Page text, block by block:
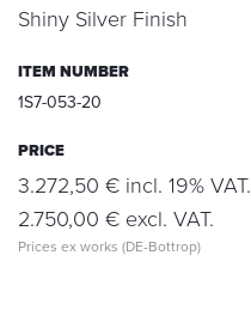
Shiny Silver Finish
ITEM NUMBER
1S7-053-20
PRICE
3.272,50 € incl. 19% VAT.
2.750,00 € excl. VAT.
Prices ex works (DE-Bottrop)